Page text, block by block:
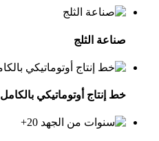
صناعة الثلج
خط إنتاج أوتوماتيكي بالكامل
20+